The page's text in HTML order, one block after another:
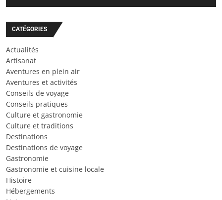
CATÉGORIES
Actualités
Artisanat
Aventures en plein air
Aventures et activités
Conseils de voyage
Conseils pratiques
Culture et gastronomie
Culture et traditions
Destinations
Destinations de voyage
Gastronomie
Gastronomie et cuisine locale
Histoire
Hébergements